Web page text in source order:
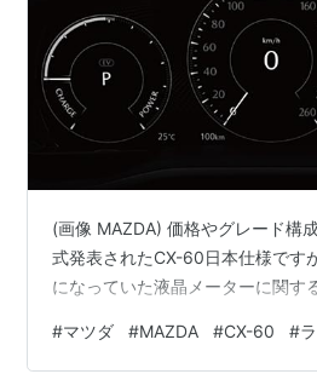
(画像 MAZDA) 価格やグレード構
式発表されたCX-60日本仕様です
になっていた液晶メーターに関す
#マツダ #MAZDA #CX-60 #